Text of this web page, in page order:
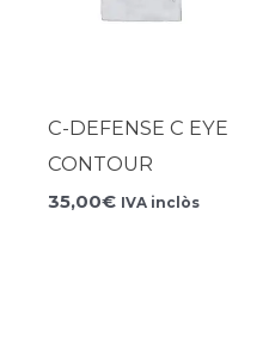
C-DEFENSE C EYE
CONTOUR
35,00€ IVA inclòs